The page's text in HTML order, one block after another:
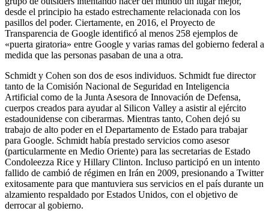
desde el principio ha estado estrechamente relacionada con los
pasillos del poder. Ciertamente, en 2016, el Proyecto de
Transparencia de Google identificó al menos 258 ejemplos de
«puerta giratoria» entre Google y varias ramas del gobierno federal a
medida que las personas pasaban de una a otra.
Schmidt y Cohen son dos de esos individuos. Schmidt fue director
tanto de la Comisión Nacional de Seguridad en Inteligencia
Artificial como de la Junta Asesora de Innovación de Defensa,
cuerpos creados para ayudar al Silicon Valley a asistir al ejército
estadounidense con ciberarmas. Mientras tanto, Cohen dejó su
trabajo de alto poder en el Departamento de Estado para trabajar
para Google. Schmidt había prestado servicios como asesor
(particularmente en Medio Oriente) para las secretarias de Estado
Condoleezza Rice y Hillary Clinton. Incluso participó en un intento
fallido de cambió de régimen en Irán en 2009, presionando a Twitter
exitosamente para que mantuviera sus servicios en el país durante un
alzamiento respaldado por Estados Unidos, con el objetivo de
derrocar al gobierno.